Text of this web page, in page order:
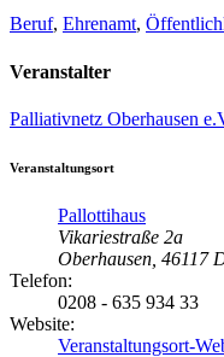
Beruf, Ehrenamt,
Veranstalter
Palliativnetz Oberhausen
Veranstaltungsort
Pallottihaus
Vikariestraße 2a
Oberhausen 46117
Telefon:
0208 - 635 934 33
Website:
Veranstaltungsort-